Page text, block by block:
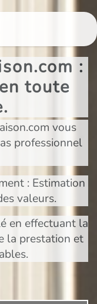
:
toute
vous
professionnel
: Estimation
valeurs.
en effectuant la
la prestation et